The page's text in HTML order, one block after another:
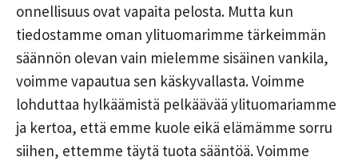
onnellisuus ovat vapaita pelosta. Mutta kun
tiedostamme oman ylituomarimme tärkeimmän
säännön olevan vain mielemme sisäinen vankila,
voimme vapautua sen käskyvallasta. Voimme
lohduttaa hylkäämistä pelkäävää ylituomariamme
ja kertoa, että emme kuole eikä elämämme sorru
siihen, ettemme täytä tuota sääntöä. Voimme